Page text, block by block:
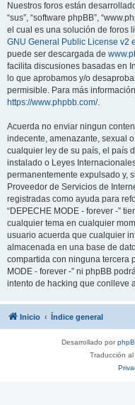
Nuestros foros están
“sus”, “software phpBB”,
el cual es una solución de foros
GNU General Public License v2
puede ser descargada de
facilita discusiones basadas en
lo que aprobamos y/o
permisible. Para más
https://www.phpbb.com/.
Acuerda no enviar ningun
indecente, amenazante, sexual
cualquier ley de su país, el país
instalado o Leyes
permanentemente expulsado y,
Proveedor de Servicios de
registradas como ayuda para
“DEPECHE MODE - forever -”
cualquier tema en cualquier
usuario acuerda que cualquier
almacenada en una base de
compartida con ninguna tercera
MODE - forever -” ni phpBB
intento de hacking que conlleve
Inicio Índice general
Desarrollado por
Traducción